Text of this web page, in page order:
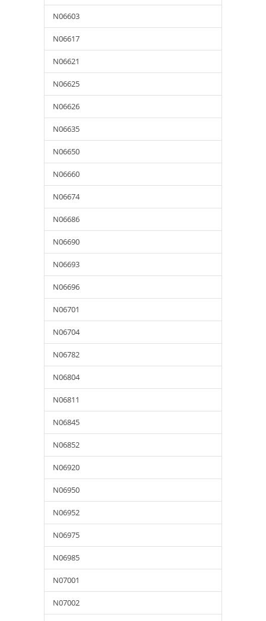
N06603
N06617
N06621
N06625
N06626
N06635
N06650
N06660
N06674
N06686
N06690
N06693
N06696
N06701
N06704
N06782
N06804
N06811
N06845
N06852
N06920
N06950
N06952
N06975
N06985
N07001
N07002